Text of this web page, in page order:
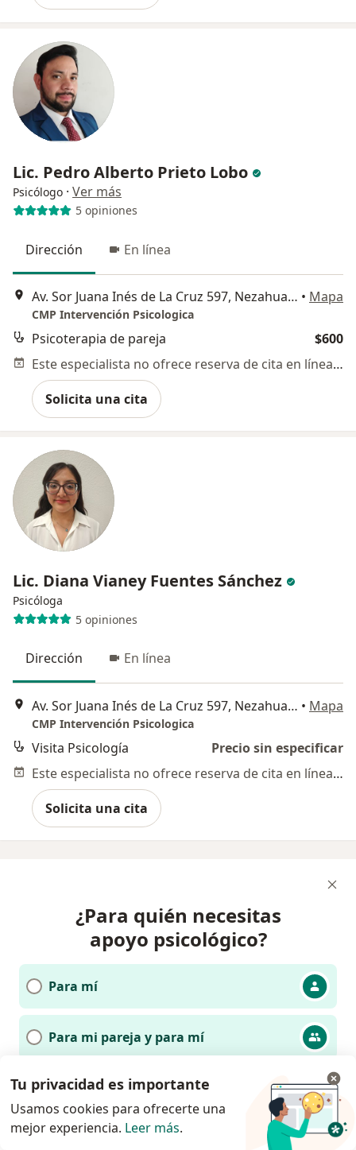
Lic. Pedro Alberto Prieto Lobo
Psicólogo · Ver más
5 opiniones
Dirección En línea
Av. Sor Juana Inés de La Cruz 597, Nezahualcóyotl • Mapa
CMP Intervención Psicologica
Psicoterapia de pareja
$600
Este especialista no ofrece reserva de cita en línea en esta dirección.
Solicita una cita
Lic. Diana Vianey Fuentes Sánchez
Psicóloga
5 opiniones
Dirección En línea
Av. Sor Juana Inés de La Cruz 597, Nezahualcóyotl • Mapa
CMP Intervención Psicologica
Visita Psicología
Precio sin especificar
Este especialista no ofrece reserva de cita en línea en esta dirección.
Solicita una cita
¿Para quién necesitas
apoyo psicológico?
Para mí
Para mi pareja y para mí
Para una persona menor de edad bajo
mi cuidado
Tu privacidad es importante
Usamos cookies para ofrecerte una
mejor experiencia. Leer más.